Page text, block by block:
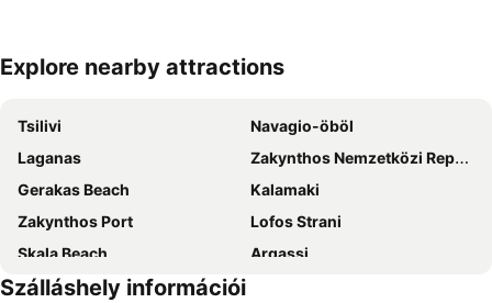
Nagy méretű térkép
Explore nearby attractions
Tsilivi
Navagio-öböl
Laganas
Zakynthos Nemzetközi Repülőtér Dionissios Solomos
Gerakas Beach
Kalamaki
Zakynthos Port
Lofos Strani
Skala Beach
Argassi
Tsilivi Waterpark
Szálláshely információi